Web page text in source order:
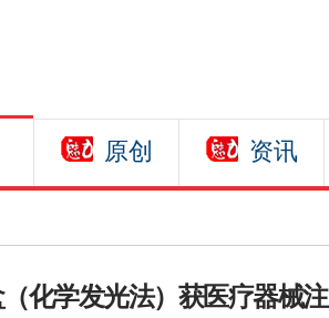
原创 资讯
化学发光法）获医疗器械注